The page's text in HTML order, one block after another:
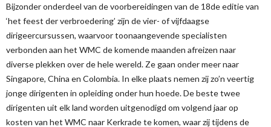
Bijzonder onderdeel van de voorbereidingen van de 18de editie van
‘het feest der verbroedering’ zijn de vier- of vijfdaagse
dirigeercursussen, waarvoor toonaangevende specialisten
verbonden aan het WMC de komende maanden afreizen naar
diverse plekken over de hele wereld. Ze gaan onder meer naar
Singapore, China en Colombia. In elke plaats nemen zij zo’n veertig
jonge dirigenten in opleiding onder hun hoede. De beste twee
dirigenten uit elk land worden uitgenodigd om volgend jaar op
kosten van het WMC naar Kerkrade te komen, waar zij tijdens de